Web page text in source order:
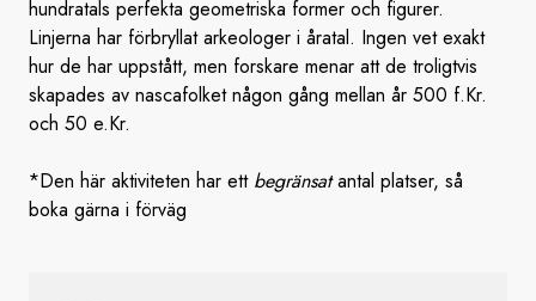
hundratals perfekta geometriska former och figurer.
Linjerna har förbryllat arkeologer i åratal. Ingen vet exakt
hur de har uppstått, men forskare menar att de troligtvis
skapades av nascafolket någon gång mellan år 500 f.Kr.
och 50 e.Kr.
*Den här aktiviteten har ett begränsatantal platser, så
boka gärna i förväg